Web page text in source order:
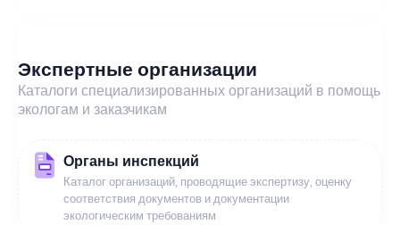
Экспертные организации
Каталоги специализированных организаций в помощь
экологам и заказчикам
Органы инспекций
Каталог организаций, проводящие экспертизу, оценку
соответствия документов и документации
экологическим требованиям